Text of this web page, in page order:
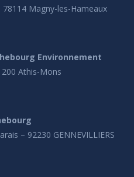
78114 Magny-les-Hameaux
Environnement
Athis-Mons
– 92230 GENNEVILLIERS